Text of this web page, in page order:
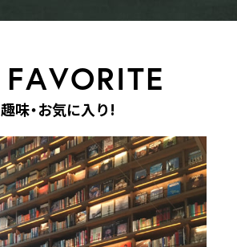
FAVORITE
趣味・お気に入り!